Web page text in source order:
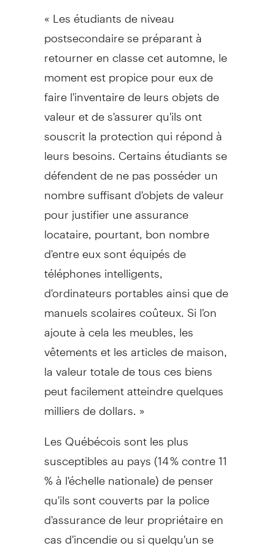
« Les étudiants de niveau
postsecondaire se préparant à
retourner en classe cet automne, le
moment est propice pour eux de
faire l'inventaire de leurs objets de
valeur et de s'assurer qu'ils ont
souscrit la protection qui répond à
leurs besoins. Certains étudiants se
défendent de ne pas posséder un
nombre suffisant d'objets de valeur
pour justifier une assurance
locataire, pourtant, bon nombre
d'entre eux sont équipés de
téléphones intelligents,
d'ordinateurs portables ainsi que de
manuels scolaires coûteux. Si l'on
ajoute à cela les meubles, les
vêtements et les articles de maison,
la valeur totale de tous ces biens
peut facilement atteindre quelques
milliers de dollars. »
Les Québécois sont les plus
susceptibles au pays (14 % contre 11
% à l'échelle nationale) de penser
qu'ils sont couverts par la police
d'assurance de leur propriétaire en
cas d'incendie ou si quelqu'un se